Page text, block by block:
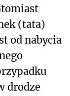
(tata)
od nabycia
drodze